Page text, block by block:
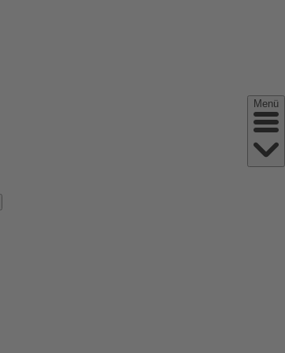
Menü